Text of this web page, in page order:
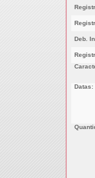
Deb.
Datas: